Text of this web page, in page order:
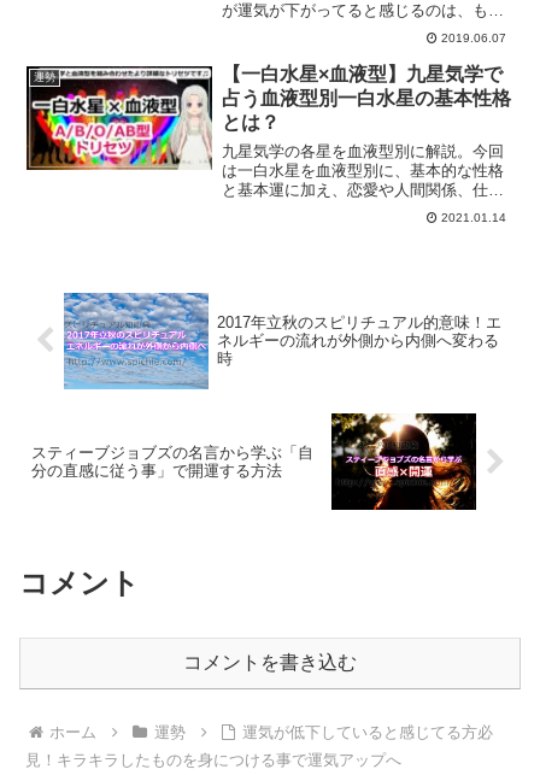
が運気が下がってると感じるのは、もし
かしたら場所のせいかもしれません。運
気が下がる場所と運気が上がる場所につ
いて、また運気の低下を断ち切る方法を
ご紹介します。
2019.06.07
運勢
【一白水星×血液型】九星気学で
占う血液型別一白水星の基本性格
とは？
九星気学の各星を血液型別に解説。今回
は一白水星を血液型別に、基本的な性格
と基本運に加え、恋愛や人間関係、仕事
やお金関連、開運のポイントや相性など
2021.01.14
2017年立秋のスピリチュアル的意味！エ
ネルギーの流れが外側から内側へ変わる
時
スティーブジョブズの名言から学ぶ「自
分の直感に従う事」で開運する方法
コメント
コメントを書き込む
ホーム 運勢
運気が低下していると感じてる方必
見！キラキラしたものを身につける事で運気アップへ